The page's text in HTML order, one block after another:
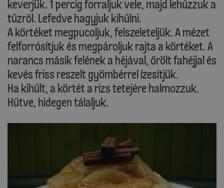
keverjük. 1 percig forraljuk vele, majd lehúzzuk a
tűzről. Lefedve hagyjuk kihűlni.
A körtéket megpucoljuk, felszeleteljük. A mézet
felforrósítjuk és megpároljuk rajta a körtéket. A
narancs másik felének a héjával, őrölt fahéjjal és
kevés friss reszelt gyömbérrel ízesítjük.
Ha kihűlt, a körtét a rizs tetejére halmozzuk.
Hűtve, hidegen tálaljuk.